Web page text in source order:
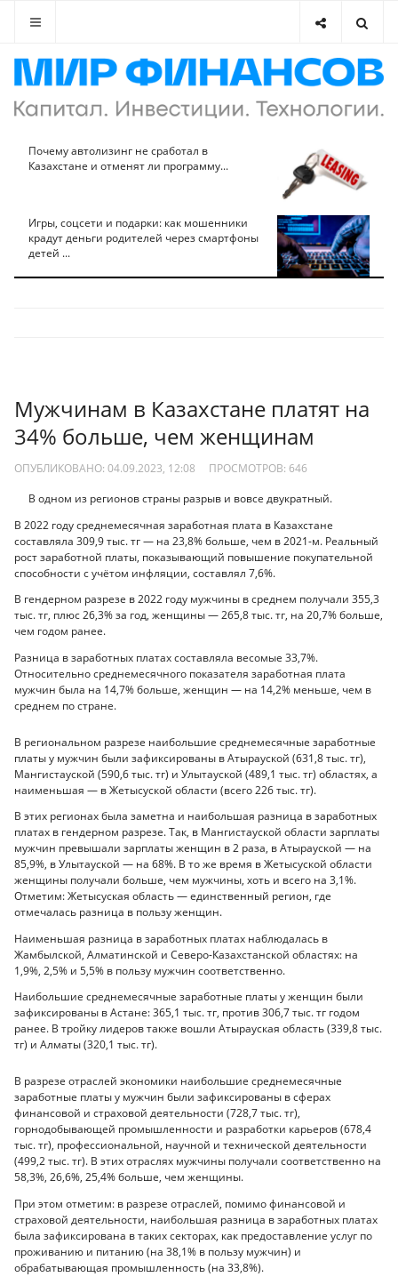
Почему автолизинг не сработал в
Казахстане и отменят ли программу...
Игры, соцсети и подарки: как мошенники
крадут деньги родителей через смартфоны
детей ...
Мужчинам в Казахстане платят на
34% больше, чем женщинам
ОПУБЛИКОВАНО: 04.09.2023, 12:08 ПРОСМОТРОВ: 646
В одном из регионов страны разрыв и вовсе двукратный.
В 2022 году среднемесячная заработная плата в Казахстане
составляла 309,9 тыс. тг — на 23,8% больше, чем в 2021-м. Реальный
рост заработной платы, показывающий повышение покупательной
способности с учётом инфляции, составлял 7,6%.
В гендерном разрезе в 2022 году мужчины в среднем получали 355,3
тыс. тг, плюс 26,3% за год, женщины — 265,8 тыс. тг, на 20,7% больше,
чем годом ранее.
Разница в заработных платах составляла весомые 33,7%.
Относительно среднемесячного показателя заработная плата
мужчин была на 14,7% больше, женщин — на 14,2% меньше, чем в
среднем по стране.
В региональном разрезе наибольшие среднемесячные заработные
платы у мужчин были зафиксированы в Атырауской (631,8 тыс. тг),
Мангистауской (590,6 тыс. тг) и Улытауской (489,1 тыс. тг) областях, а
наименьшая — в Жетысуской области (всего 226 тыс. тг).
В этих регионах была заметна и наибольшая разница в заработных
платах в гендерном разрезе. Так, в Мангистауской области зарплаты
мужчин превышали зарплаты женщин в 2 раза, в Атырауской — на
85,9%, в Улытауской — на 68%. В то же время в Жетысуской области
женщины получали больше, чем мужчины, хоть и всего на 3,1%.
Отметим: Жетысуская область — единственный регион, где
отмечалась разница в пользу женщин.
Наименьшая разница в заработных платах наблюдалась в
Жамбылской, Алматинской и Северо-Казахстанской областях: на
1,9%, 2,5% и 5,5% в пользу мужчин соответственно.
Наибольшие среднемесячные заработные платы у женщин были
зафиксированы в Астане: 365,1 тыс. тг, против 306,7 тыс. тг годом
ранее. В тройку лидеров также вошли Атырауская область (339,8 тыс.
тг) и Алматы (320,1 тыс. тг).
В разрезе отраслей экономики наибольшие среднемесячные
заработные платы у мужчин были зафиксированы в сферах
финансовой и страховой деятельности (728,7 тыс. тг),
горнодобывающей промышленности и разработки карьеров (678,4
тыс. тг), профессиональной, научной и технической деятельности
(499,2 тыс. тг). В этих отраслях мужчины получали соответственно на
58,3%, 26,6%, 25,4% больше, чем женщины.
При этом отметим: в разрезе отраслей, помимо финансовой и
страховой деятельности, наибольшая разница в заработных платах
была зафиксирована в таких секторах, как предоставление услуг по
проживанию и питанию (на 38,1% в пользу мужчин) и
обрабатывающая промышленность (на 33,8%).